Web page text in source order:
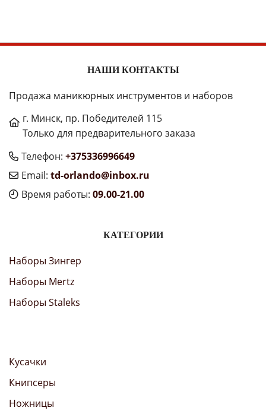
НАШИ КОНТАКТЫ
Продажа маникюрных инструментов и наборов
г. Минск, пр. Победителей 115
Только для предварительного заказа
Телефон: +375336996649
Email: td-orlando@inbox.ru
Время работы: 09.00-21.00
КАТЕГОРИИ
Наборы Зингер
Наборы Mertz
Наборы Staleks
Кусачки
Книпсеры
Ножницы